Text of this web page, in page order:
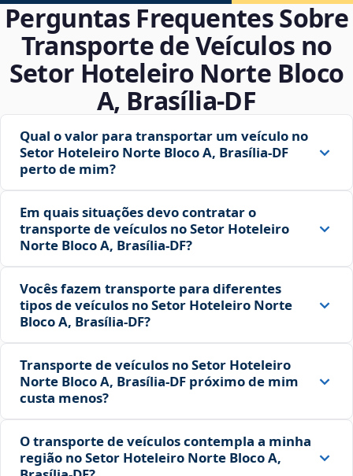
Perguntas Frequentes Sobre
Transporte de Veículos no
Setor Hoteleiro Norte Bloco
A, Brasília‑DF
Qual o valor para transportar um veículo no
Setor Hoteleiro Norte Bloco A, Brasília‑DF
perto de mim?
Em quais situações devo contratar o
transporte de veículos no Setor Hoteleiro
Norte Bloco A, Brasília‑DF?
Vocês fazem transporte para diferentes
tipos de veículos no Setor Hoteleiro Norte
Bloco A, Brasília‑DF?
Transporte de veículos no Setor Hoteleiro
Norte Bloco A, Brasília‑DF próximo de mim
custa menos?
O transporte de veículos contempla a minha
região no Setor Hoteleiro Norte Bloco A,